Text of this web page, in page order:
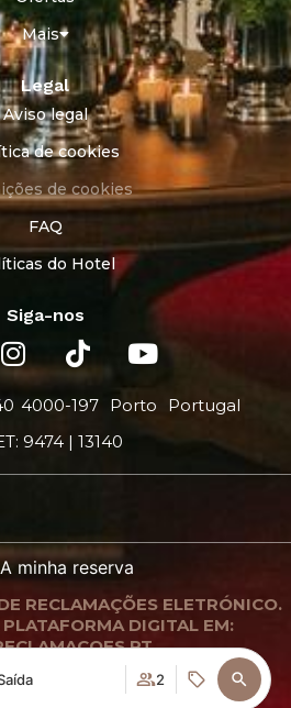
2
Mais
Legal
Aviso legal
de cookies
de cookies
FAQ
do Hotel
Siga-nos
4000-197 Porto
Portugal
9474 | 13140
A minha reserva
RECLAMAÇÕES ELETRÓNICO.
DIGITAL EM: